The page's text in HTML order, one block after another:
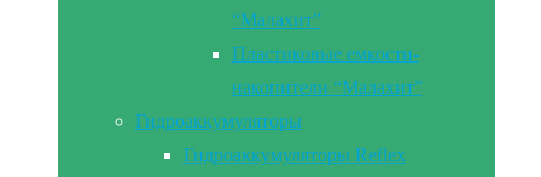
“Малахит”
Пластиковые емкости-
накопители “Малахит”
Гидроаккумуляторы
Гидроаккумуляторы Reflex